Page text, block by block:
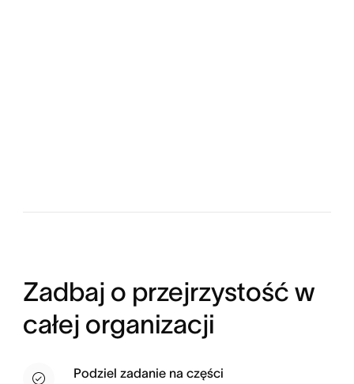
Zadbaj o przejrzystość w
całej organizacji
Podziel zadanie na części